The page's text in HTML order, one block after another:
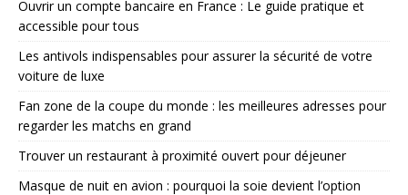
Ouvrir un compte bancaire en France : Le guide pratique et
accessible pour tous
Les antivols indispensables pour assurer la sécurité de votre
voiture de luxe
Fan zone de la coupe du monde : les meilleures adresses pour
regarder les matchs en grand
Trouver un restaurant à proximité ouvert pour déjeuner
Masque de nuit en avion : pourquoi la soie devient l’option